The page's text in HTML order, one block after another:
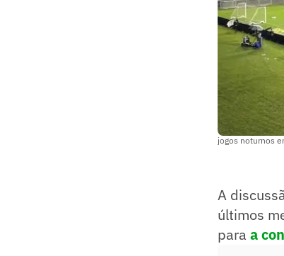
jogos noturnos
A
últimos
para a